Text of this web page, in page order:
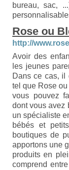
bureau, sac,
Rose ou
http://
Avoir des
les jeunes
Dans ce cas, il
tel que Rose
vous pouvez
dont vous avez
un spécialiste
bébés et
boutiques de
apportons une
produits en
comprend